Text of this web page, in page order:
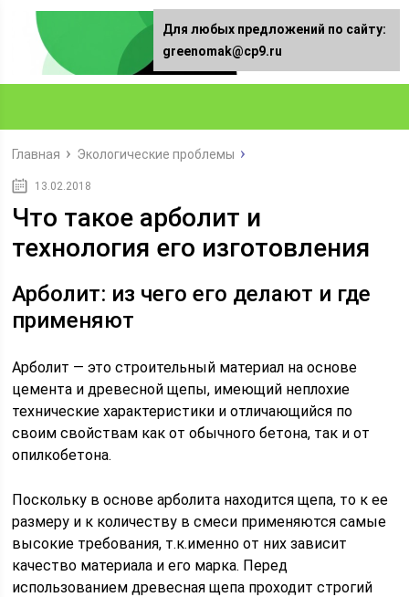
Главная Экологические проблемы
13.02.2018
Что такое арболит и
технология его изготовления
Арболит: из чего его делают и где
применяют
Арболит — это строительный материал на основе
цемента и древесной щепы, имеющий неплохие
технические характеристики и отличающийся по
своим свойствам как от обычного бетона, так и от
опилкобетона.
Поскольку в основе арболита находится щепа, то к ее
размеру и к количеству в смеси применяются самые
высокие требования, т.к.именно от них зависит
качество материала и его марка. Перед
использованием древесная щепа проходит строгий
Для любых предложений по сайту:
greenomak@cp9.ru